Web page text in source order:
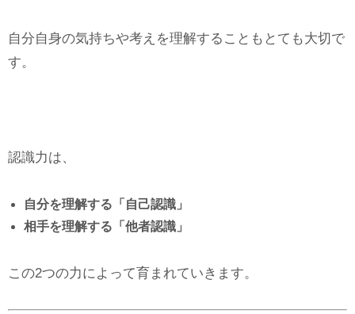
自分自身の気持ちや考えを理解することもとても大切で
す。
認識力は、
自分を理解する「自己認識」
相手を理解する「他者認識」
この2つの力によって育まれていきます。